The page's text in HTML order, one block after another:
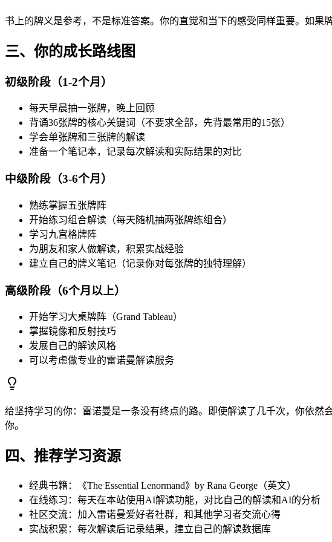
书上的牌义是参考，不是标准答案。你的直觉和当下的感受同样重要。如
三、你的成长路线图
初级阶段（1-2个月）
每天早晨抽一张牌，晚上回顾
背诵36张牌的核心关键词（不要求全部，先背最常用的15张）
学会单张牌和三张牌的解读
准备一个笔记本，记录每次解读和实际结果的对比
中级阶段（3-6个月）
熟练掌握五张牌阵
开始练习组合解读（每天随机抽两张牌练组合）
学习九宫格牌阵
为朋友和家人做解读，积累实战经验
建立自己的牌义笔记（记录你对每张牌的独特理解）
高级阶段（6个月以上）
开始学习大桌牌阵（Grand Tableau）
掌握镜像和反射技巧
发展自己的解读风格
可以考虑做专业的雷诺曼解读服务
给坚持学习的你：雷诺曼是一条没有终点的路。即使解读了几千次，你依然
你。
四、推荐学习资源
经典书籍：《The Essential Lenormand》by Rana George（英文）
在线练习：每天在本站使用AI解读功能，对比自己的解读和AI的分析
社区交流：加入雷诺曼爱好者社群，和其他学习者交流心得
实战积累：每次解读后记录结果，建立自己的解读数据库